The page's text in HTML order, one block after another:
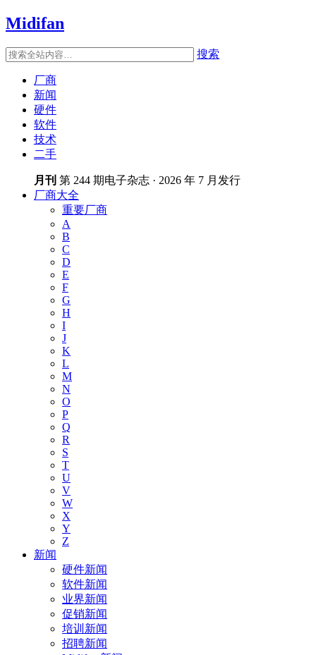
Midifan
搜索
厂商
新闻
硬件
软件
技术
二手
月刊 第 244 期电子杂志 · 2026 年 7 月发行
厂商大全
重要厂商
A
B
C
D
E
F
G
H
I
J
K
L
M
N
O
P
Q
R
S
T
U
V
W
X
Y
Z
新闻
硬件新闻
软件新闻
业界新闻
促销新闻
培训新闻
招聘新闻